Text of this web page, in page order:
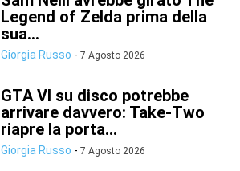
Legend of Zelda prima della
sua...
Giorgia Russo - 7 Agosto 2026
GTA VI su disco potrebbe
arrivare davvero: Take-Two
riapre la porta...
Giorgia Russo - 7 Agosto 2026